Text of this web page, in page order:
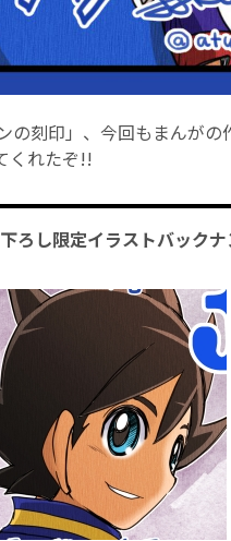
刻印」、今回もまんがの
くれたぞ!!
ろし限定イラストバック